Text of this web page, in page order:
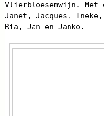
Vlierbloesemwijn. Met
Janet, Jacques,
Ria, Jan en Janko.